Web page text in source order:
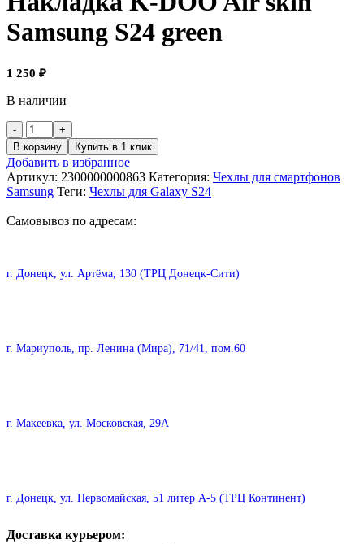
Samsung S24 green
1 250 ₽
В наличии
В корзину Купить в 1 клик
Добавить в избранное
Артикул: 2300000000863 Категория: Чехлы для смартфонов
Samsung Теги: Чехлы для Galaxy S24
Самовывоз по адресам:
г. Донецк, ул. Артёма, 130 (ТРЦ Донецк-Сити)
г. Мариуполь, пр. Ленина (Мира), 71/41, пом.60
г. Макеевка, ул. Московская, 29А
г. Донецк, ул. Первомайская, 51 литер А-5 (ТРЦ Континент)
Доставка курьером: